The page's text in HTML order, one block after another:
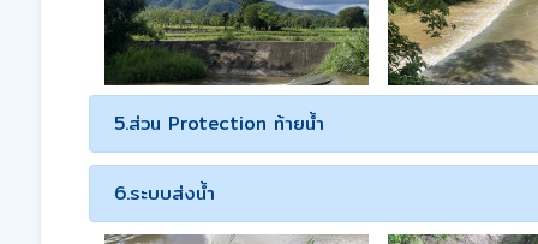
5.ส่วน Protection ท้ายน้ำ
6.ระบบส่งน้ำ